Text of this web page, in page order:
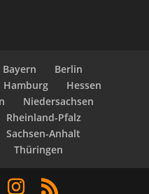
Bayern
Berlin
Hamburg
Hessen
Niedersachsen
Rheinland-Pfalz
Sachsen-Anhalt
Thüringen